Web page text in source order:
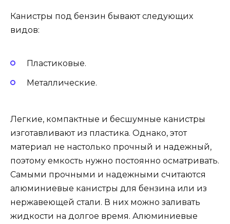
Канистры под бензин бывают следующих
видов:
Пластиковые.
Металлические.
Легкие, компактные и бесшумные канистры
изготавливают из пластика. Однако, этот
материал не настолько прочный и надежный,
поэтому емкость нужно постоянно осматривать.
Самыми прочными и надежными считаются
алюминиевые канистры для бензина или из
нержавеющей стали. В них можно заливать
жидкости на долгое время. Алюминиевые